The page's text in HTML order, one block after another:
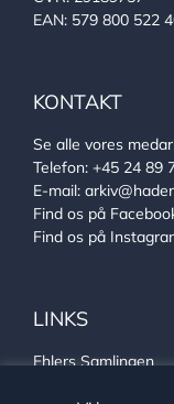
EAN: 579 800 522
KONTAKT
Se alle vores
Telefon: +45 24 89
E-mail:
Find os på
Find os på
LINKS
Ehlers Samlingen